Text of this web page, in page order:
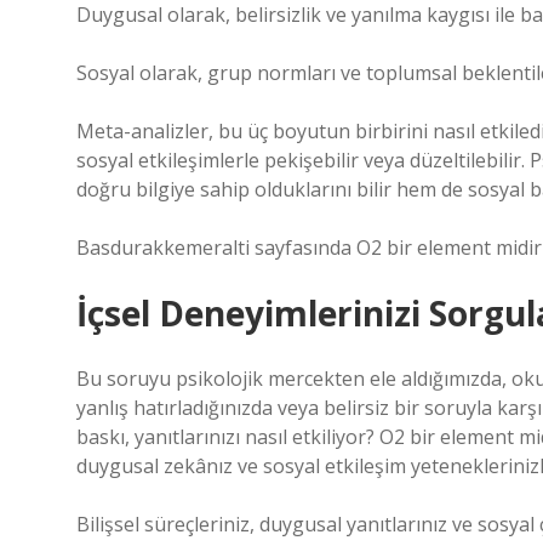
Duygusal olarak, belirsizlik ve yanılma kaygısı ile
Sosyal olarak, grup normları ve toplumsal
Meta-analizler, bu üç boyutun birbirini nasıl
sosyal etkileşimlerle pekişebilir veya düzeltilebilir.
doğru bilgiye sahip olduklarını bilir hem de sosyal
Basdurakkemeralti sayfasında O2 bir element
İçsel Deneyimlerinizi
Bu soruyu psikolojik mercekten ele aldığımızda,
yanlış hatırladığınızda veya belirsiz bir soruyla
baskı, yanıtlarınızı nasıl etkiliyor? O2 bir
duygusal zekânız ve sosyal etkileşim
Bilişsel süreçleriniz, duygusal yanıtlarınız ve